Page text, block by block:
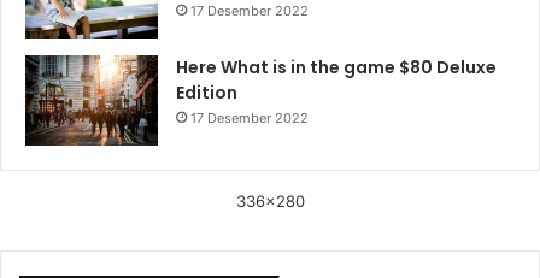
17 Desember 2022
Here What is in the game $80 Deluxe
Edition
17 Desember 2022
336x280